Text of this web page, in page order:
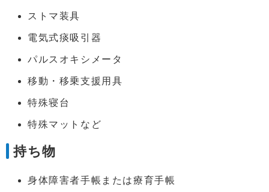
ストマ装具
電気式痰吸引器
パルスオキシメータ
移動・移乗支援用具
特殊寝台
特殊マットなど
持ち物
身体障害者手帳または療育手帳